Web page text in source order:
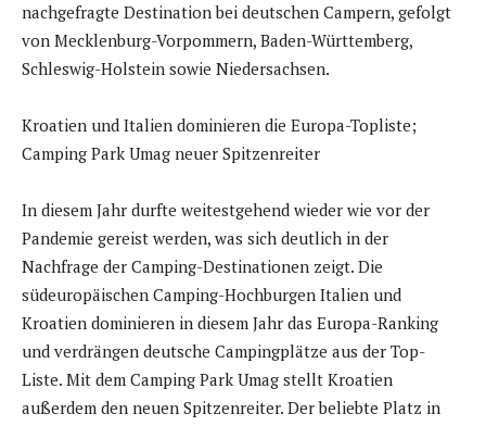
nachgefragte Destination bei deutschen Campern, gefolgt
von Mecklenburg-Vorpommern, Baden-Württemberg,
Schleswig-Holstein sowie Niedersachsen.
Kroatien und Italien dominieren die Europa-Topliste;
Camping Park Umag neuer Spitzenreiter
In diesem Jahr durfte weitestgehend wieder wie vor der
Pandemie gereist werden, was sich deutlich in der
Nachfrage der Camping-Destinationen zeigt. Die
südeuropäischen Camping-Hochburgen Italien und
Kroatien dominieren in diesem Jahr das Europa-Ranking
und verdrängen deutsche Campingplätze aus der Top-
Liste. Mit dem Camping Park Umag stellt Kroatien
außerdem den neuen Spitzenreiter. Der beliebte Platz in